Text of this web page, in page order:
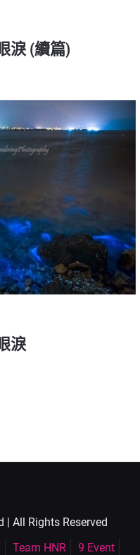
淚 (續篇)
淚
All Rights Reserved
Team HNR 9 Event